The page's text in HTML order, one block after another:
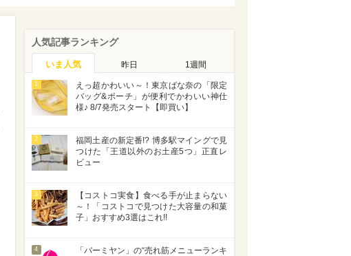
人気記事ランキング
いま人気 昨日 1週間
1
えっ超かわいい～！東京ばな奈の「限定
バッグ&ポーチ」が便利でかわいい神仕
様♪ 8/7発売スタート【即買い】
2
福岡土産の新定番!? 博多駅マイングで見
つけた「王道以外のお土産5つ」正直レ
ビュー
3
【コストコ実食】食べる手が止まらない
～！「コストコで見つけた大容量の和菓
子」おすすめ3選はこれ!!
4
「バーミヤン」の“売れ筋メニューランキ